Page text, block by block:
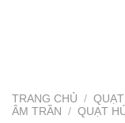
TRANG CHỦ /
ÂM TRẦN
/ QUẠT